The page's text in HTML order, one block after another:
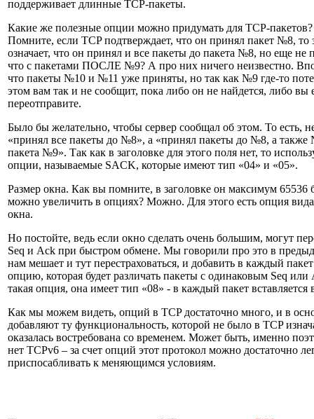
поддерживает длинные TCP-пакеты.
Какие же полезные опции можно придумать для TCP-
Помните, если TCP подтверждает, что он принял пакет №8, то
означает, что он принял и все пакеты до пакета №8, но еще
что с пакетами ПОСЛЕ №9? А про них ничего неизвестно.
что пакеты №10 и №11 уже приняты, но так как №9 где-то
этом вам так и не сообщит, пока либо он не найдется, либо вы
переотправите.
Было бы желательно, чтобы сервер сообщал об этом. То есть,
«принял все пакеты до №8», а «принял пакеты до №8, а
пакета №9». Так как в заголовке для этого поля нет, то
опции, называемые SACK, которые имеют тип «04» и «05».
Размер окна. Как вы помните, в заголовке он максимум 65536
можно увеличить в опциях? Можно. Для этого есть опция
окна.
Но постойте, ведь если окно сделать очень большим, могут
Seq и Ack при быстром обмене. Мы говорили про это в
нам мешает и тут перестраховаться, и добавить в каждый
опцию, которая будет различать пакеты с одинаковым Seq или
такая опция, она имеет тип «08» - в каждый пакет вставляется
Как мы можем видеть, опций в TCP достаточно много, и в
добавляют ту функциональность, которой не было в TCP
оказалась востребована со временем. Может быть, именно
нет TCPv6 – за счет опций этот протокол можно достаточно
приспосабливать к меняющимся условиям.